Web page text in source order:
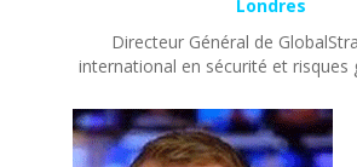
Londres
Directeur Général de
international en sécurité et risques